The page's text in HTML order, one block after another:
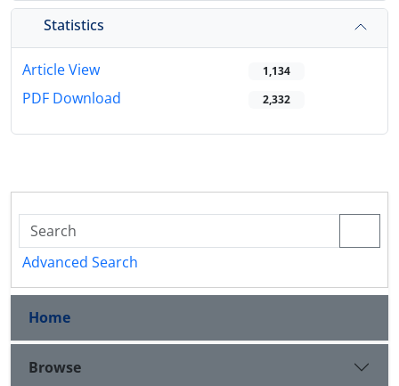
Statistics
Article View 1,134
PDF Download 2,332
Advanced Search
Home
Browse